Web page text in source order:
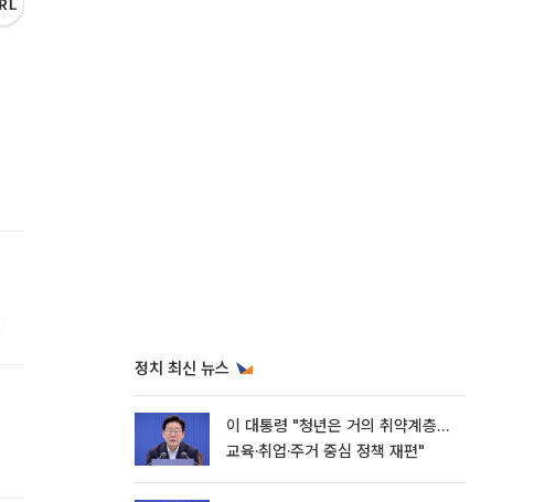
정치 최신 뉴스
이 대통령 "청년은 거의 취약계층…
교육·취업·주거 중심 정책 재편"